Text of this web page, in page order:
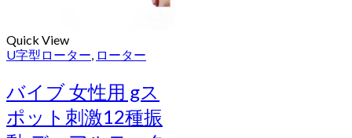
Quick View
U字型ローター ローター
バイブ 女性用 gス
ポット刺激12種振